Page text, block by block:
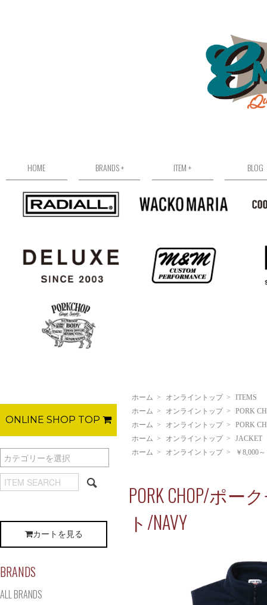
HOME BRANDS + ITEM + BLOG
ホーム > オンライントップ >
ITEMS
ホーム > オンライントップ >
PORK
ホーム > オンライントップ >
PORK
ホーム > オンライントップ >
JACKET
ホーム > オンライントップ > ￥8,000
PORK CHOP/ポー
ト/NAVY
ONLINE SHOP TOP
カートを見る
BRANDS
ALL BRANDS